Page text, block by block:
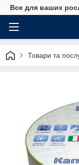
Все для ваших
Товари та